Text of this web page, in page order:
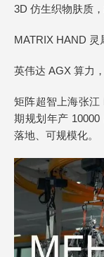
3D 仿生织物肤质
MATRIX HAND 灵
英伟达 AGX 算力
矩阵超智上海张江
期规划年产
落地、可规模化。